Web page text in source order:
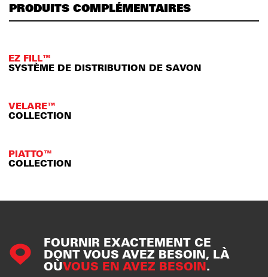
PRODUITS COMPLÉMENTAIRES
EZ FILL™
SYSTÈME DE DISTRIBUTION DE SAVON
VELARE™
COLLECTION
PIATTO™
COLLECTION
FOURNIR EXACTEMENT CE
DONT VOUS AVEZ BESOIN, LÀ
OÙVOUS EN AVEZ BESOIN.